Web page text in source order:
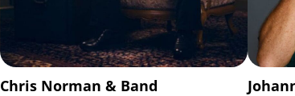
Chris Norman & Band